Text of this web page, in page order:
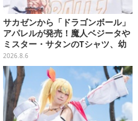
サカゼンから「ドラゴンボール」
アパレルが発売！魔人ベジータや
ミスター・サタンのTシャツ、幼
少期悟空のパーカーなど幅広いデ
ザイン
2026.8.6